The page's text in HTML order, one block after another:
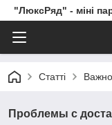
"ЛюксРяд" - міні
Статті
Проблемы с